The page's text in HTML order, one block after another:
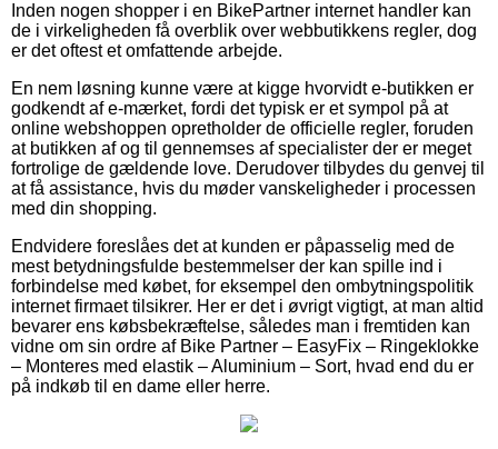
Inden nogen shopper i en BikePartner internet handler kan
de i virkeligheden få overblik over webbutikkens regler, dog
er det oftest et omfattende arbejde.
En nem løsning kunne være at kigge hvorvidt e-butikken er
godkendt af e-mærket, fordi det typisk er et sympol på at
online webshoppen opretholder de officielle regler, foruden
at butikken af og til gennemses af specialister der er meget
fortrolige de gældende love. Derudover tilbydes du genvej til
at få assistance, hvis du møder vanskeligheder i processen
med din shopping.
Endvidere foreslåes det at kunden er påpasselig med de
mest betydningsfulde bestemmelser der kan spille ind i
forbindelse med købet, for eksempel den ombytningspolitik
internet firmaet tilsikrer. Her er det i øvrigt vigtigt, at man altid
bevarer ens købsbekræftelse, således man i fremtiden kan
vidne om sin ordre af Bike Partner – EasyFix – Ringeklokke
– Monteres med elastik – Aluminium – Sort, hvad end du er
på indkøb til en dame eller herre.